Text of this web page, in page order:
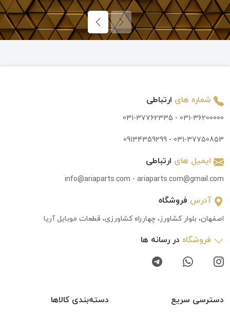
شماره های ارتباطی
031-36200000
-
031-37762335
031-37750853
-
09134359299
ایمیل های ارتباطی
info@ariaparts.com - ariaparts.com@gmail.com
آدرس فروشگاه
اصفهان، بلوار کشاورز، چهارراه کشاورزی، قطعات موبایل آریا
فروشگاه در رسانه ها
دسترسی سریع دسته‌بندی کالاها